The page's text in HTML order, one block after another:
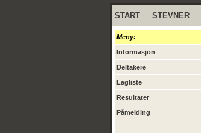
START STEVNER
Meny:
Informasjon
Deltakere
Lagliste
Resultater
Påmelding